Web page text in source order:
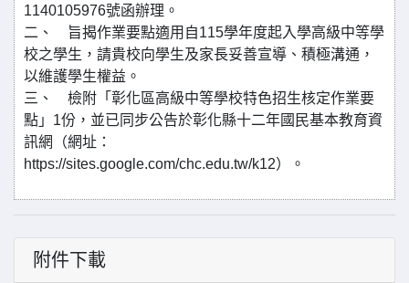
1140105976號函辦理。
二、 旨揭作業要點適用自115學年度起入學高級中等學
校之學生，請貴校向學生及家長妥善宣導、積極溝通，
以維護學生權益。
三、 檢附「彰化區高級中等學校特色招生核定作業要
點」1份，並已同步公告於彰化縣十二年國民基本教育資
訊網（網址：
https://sites.google.com/chc.edu.tw/k12）。
附件下載